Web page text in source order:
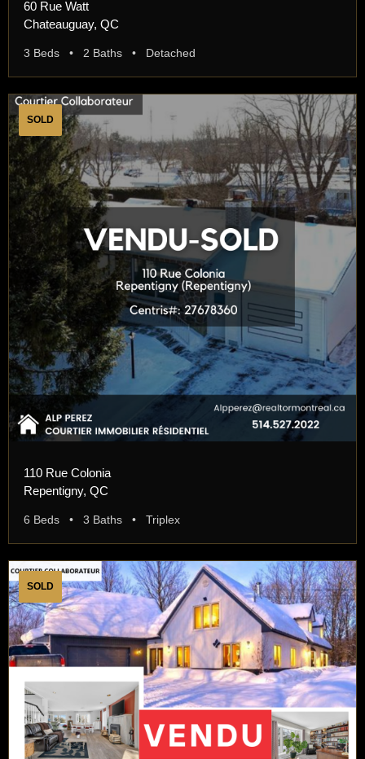
60 Rue Watt
Chateauguay, QC
3 Beds • 2 Baths • Detached
SOLD
110 Rue Colonia
Repentigny, QC
6 Beds • 3 Baths • Triplex
SOLD